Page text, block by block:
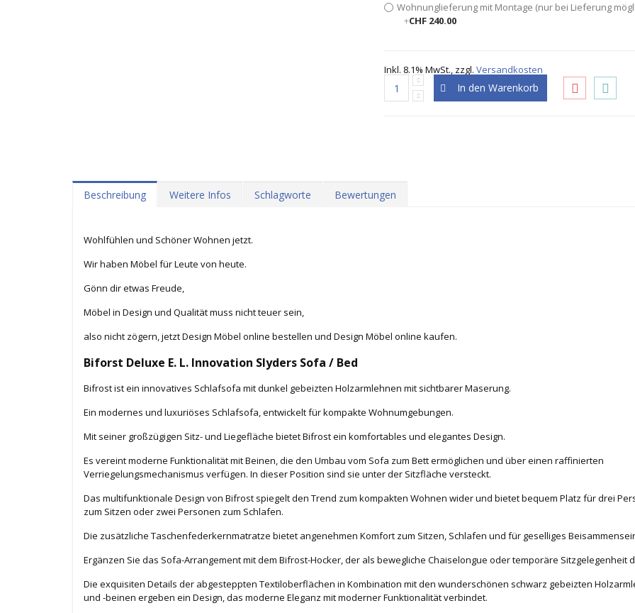
Wohnunglieferung mit Montage (nur bei Lieferung
+CHF 240.00
Inkl. 8.1% MwSt., zzgl.Versandkosten
In den Warenkorb
Beschreibung Weitere Infos Schlagworte Bewertungen
Wohlfühlen und Schöner Wohnen jetzt.
Wir haben Möbel für Leute von heute.
Gönn dir etwas Freude,
Möbel in Design und Qualität muss nicht teuer sein,
also nicht zögern, jetzt Design Möbel online bestellen und Design Möbel online kaufen.
Biforst Deluxe E. L. Innovation Slyders Sofa / Bed
Bifrost ist ein innovatives Schlafsofa mit dunkel gebeizten Holzarmlehnen mit sichtbarer Maserung.
Ein modernes und luxuriöses Schlafsofa, entwickelt für kompakte Wohnumgebungen.
Mit seiner großzügigen Sitz- und Liegefläche bietet Bifrost ein komfortables und elegantes Design.
Es vereint moderne Funktionalität mit Beinen, die den Umbau vom Sofa zum Bett ermöglichen und über einen raffinierten
Verriegelungsmechanismus verfügen. In dieser Position sind sie unter der Sitzfläche versteckt.
Das multifunktionale Design von Bifrost spiegelt den Trend zum kompakten Wohnen wider und bietet bequem Platz für drei
zum Sitzen oder zwei Personen zum Schlafen.
Die zusätzliche Taschenfederkernmatratze bietet angenehmen Komfort zum Sitzen, Schlafen und für geselliges
Ergänzen Sie das Sofa-Arrangement mit dem Bifrost-Hocker, der als bewegliche Chaiselongue oder temporäre Sitzgelegenheit
Die exquisiten Details der abgesteppten Textiloberflächen in Kombination mit den wunderschönen schwarz gebeizten
und -beinen ergeben ein Design, das moderne Eleganz mit moderner Funktionalität verbindet.